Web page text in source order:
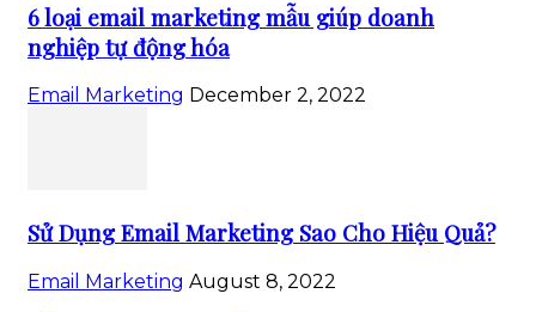
6 loại email marketing mẫu giúp doanh
nghiệp tự động hóa
Email Marketing December 2, 2022
Sử Dụng Email Marketing Sao Cho Hiệu Quả?
Email Marketing August 8, 2022